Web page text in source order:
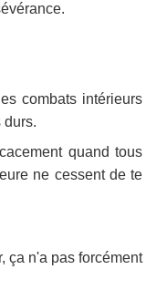
combats intérieurs
durs.
quand tous
ne cessent de te
ça n'a pas forcément